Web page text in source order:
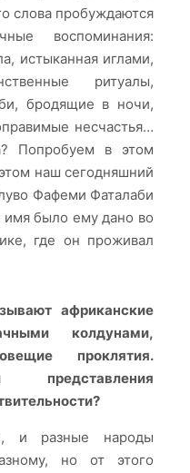
слова пробуждаются
воспоминания:
истыканная иглами,
ритуалы,
бродящие в ночи,
несчастья…
Попробуем в этом
наш сегодняшний
Фафеми Фаталаби
имя было ему дано во
где он проживал
африканские
колдунами,
проклятия.
и разные народы
но от этого